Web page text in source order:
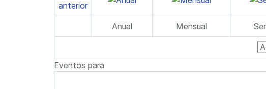
Anual Mensual
Eventos para